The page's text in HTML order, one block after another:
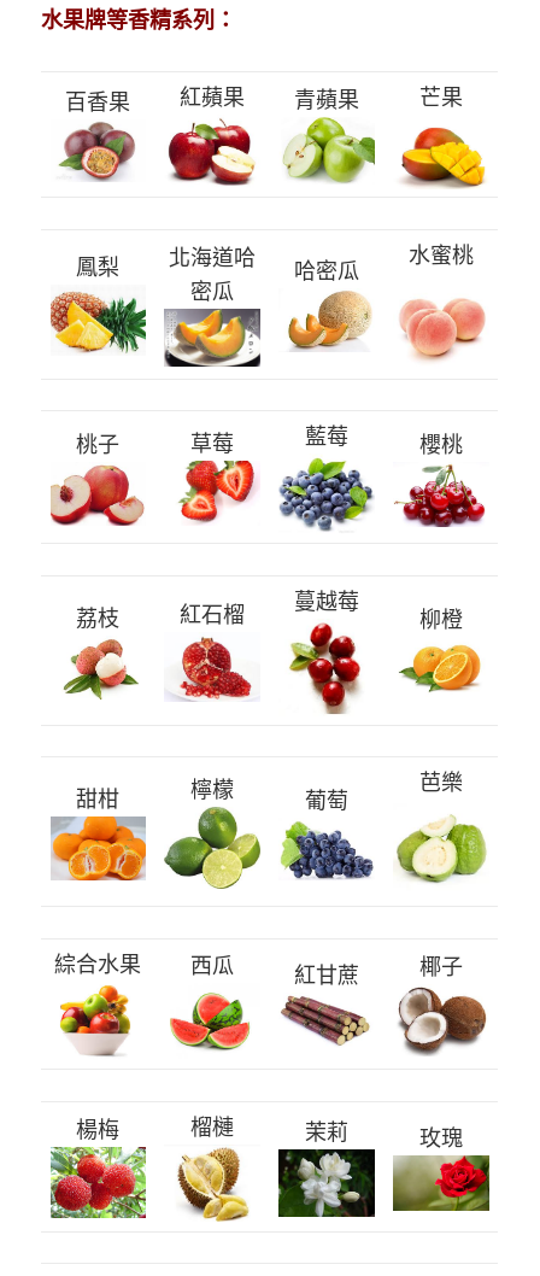
水果牌等香精系列：
百香果 紅蘋果 青蘋果 芒果
鳳梨
北海道哈
密瓜
哈密瓜
水蜜桃
桃子 草莓 藍莓 櫻桃
荔枝 紅石榴
蔓越莓
柳橙
甜柑 檸檬 葡萄
芭樂
綜合水果 西瓜 紅甘蔗 椰子
楊梅 榴槤 茉莉 玫瑰